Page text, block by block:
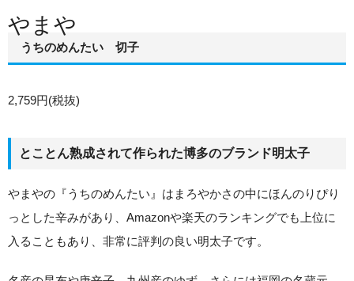
やまや
うちのめんたい 切子
2,759円(税抜)
とことん熟成されて作られた博多のブランド明太子
やまやの『うちのめんたい』はまろやかさの中にほんのりぴり
っとした辛みがあり、Amazonや楽天のランキングでも上位に
入ることもあり、非常に評判の良い明太子です。